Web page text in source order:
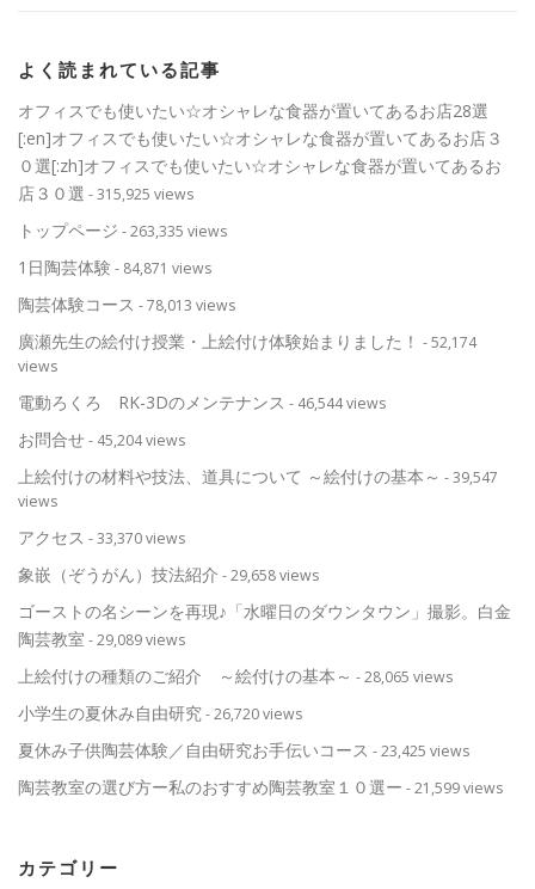
よく読まれている記事
オフィスでも使いたい☆オシャレな食器が置いてあるお店28選
[:en]オフィスでも使いたい☆オシャレな食器が置いてあるお店３
０選[:zh]オフィスでも使いたい☆オシャレな食器が置いてあるお
店３０選 - 315,925 views
トップページ - 263,335 views
1日陶芸体験 - 84,871 views
陶芸体験コース - 78,013 views
廣瀬先生の絵付け授業・上絵付け体験始まりました！ - 52,174
views
電動ろくろ RK-3Dのメンテナンス - 46,544 views
お問合せ- 45,204 views
上絵付けの材料や技法、道具について ～絵付けの基本～ - 39,547
views
アクセス - 33,370 views
象嵌（ぞうがん）技法紹介 - 29,658 views
ゴーストの名シーンを再現♪「水曜日のダウンタウン」撮影。白金
陶芸教室 - 29,089 views
上絵付けの種類のご紹介 ～絵付けの基本～ - 28,065 views
小学生の夏休み自由研究- 26,720 views
夏休み子供陶芸体験／自由研究お手伝いコース - 23,425 views
陶芸教室の選び方ー私のおすすめ陶芸教室１０選ー - 21,599 views
カテゴリー